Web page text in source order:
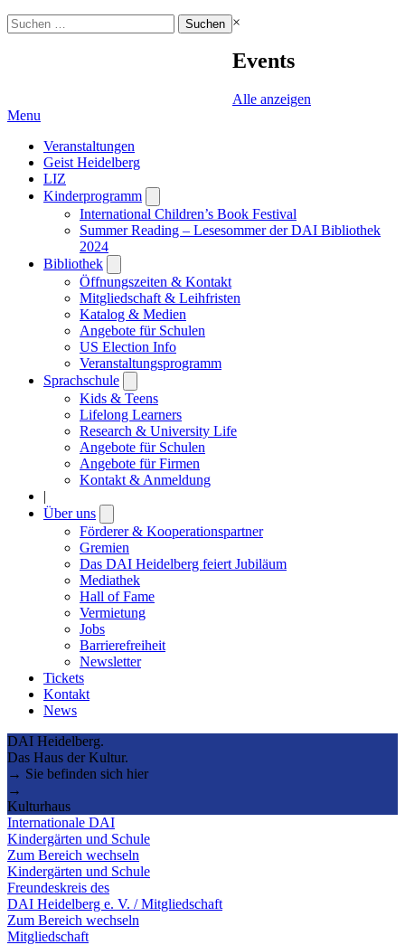
Suchen
nach:
×
Events
Alle anzeigen
Menu
Veranstaltungen
Geist Heidelberg
LIZ
Kinderprogramm
submenu
International Children’s Book Festival
Summer Reading – Lesesommer der DAI Bibliothek
2024
Bibliothek
submenu
Öffnungszeiten & Kontakt
Mitgliedschaft & Leihfristen
Katalog & Medien
Angebote für Schulen
US Election Info
Veranstaltungsprogramm
Sprachschule
submenu
Kids & Teens
Lifelong Learners
Research & University Life
Angebote für Schulen
Angebote für Firmen
Kontakt & Anmeldung
|
Über uns
submenu
Förderer & Kooperationspartner
Gremien
Das DAI Heidelberg feiert Jubiläum
Mediathek
Hall of Fame
Vermietung
Jobs
Barrierefreiheit
Newsletter
Tickets
Kontakt
News
DAI Heidelberg.
Das Haus der Kultur.
→ Sie befinden sich hier
→
Kulturhaus
Internationale DAI
Kindergärten und Schule
Zum Bereich wechseln
Kindergärten und Schule
Freundeskreis des
DAI Heidelberg e. V. / Mitgliedschaft
Zum Bereich wechseln
Mitgliedschaft